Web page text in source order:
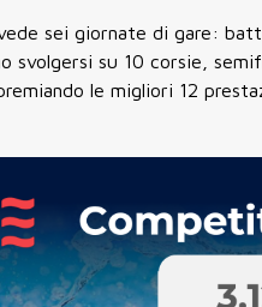
sei giornate di gare:
svolgersi su 10 corsie,
le migliori 12